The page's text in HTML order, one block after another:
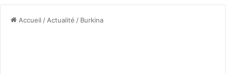
Accueil / Actualité / Burkina